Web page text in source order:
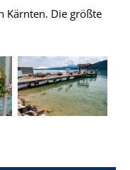
Kärnten. Die größte